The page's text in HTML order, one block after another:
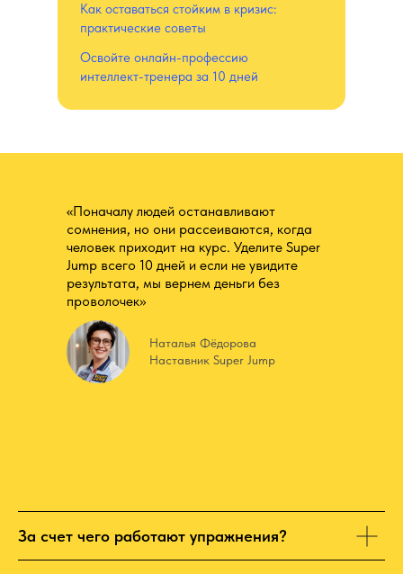
Как оставаться стойким в кризис:
практические советы
Освойте онлайн-профессию
интеллект-тренера за 10 дней
«Поначалу людей останавливают
сомнения, но они рассеиваются, когда
человек приходит на курс. Уделите Super
Jump всего 10 дней и если не увидите
результата, мы вернем деньги без
проволочек»
Наталья Фёдорова
Наставник Super Jump
За счет чего работают упражнения?